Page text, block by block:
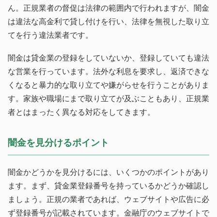
ん。正規業者の督促は法律の範囲内で行われますが、闇金
は違法な高金利で貸し付けを行い、法律を無視した取り立
てを行う違法業者です。
闇金は貸金業の登録をしていないか、登録していても違法
な営業を行っています。法外な利息を要求し、返済できな
くなると暴力的な取り立てや嫌がらせを行うことがありま
す。家族や職場にまで取り立てが及ぶこともあり、正規業
者とはまったく異なる対応をしてきます。
闇金を見分けるポイント
闇金かどうかを見分けるには、いくつかのポイントがあり
ます。まず、貸金業登録番号を持っているかどうか確認し
ましょう。正規の業者であれば、ウェブサイトや広告に必
ず登録番号が記載されています。金融庁のウェブサイトで